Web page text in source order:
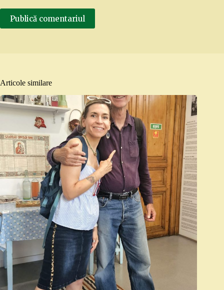
Publică comentariul
Articole similare